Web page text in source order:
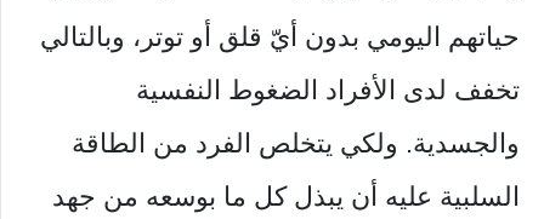
حياتهم اليومي بدون أيّ قلق أو توتر، وبالتالي
تخفف لدى الأفراد الضغوط النفسية
والجسدية. ولكي يتخلص الفرد من الطاقة
السلبية عليه أن يبذل كل ما بوسعه من جهد